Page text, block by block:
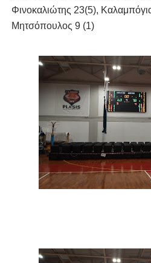
Φινοκαλιώτης 23(5),
Μητσόπουλος 9 (1)